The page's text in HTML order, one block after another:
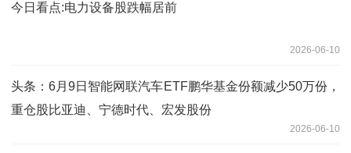
今日看点:电力设备股跌幅居前
2026-06-10
头条：6月9日智能网联汽车ETF鹏华基金份额减少50万份，
重仓股比亚迪、宁德时代、宏发股份
2026-06-10